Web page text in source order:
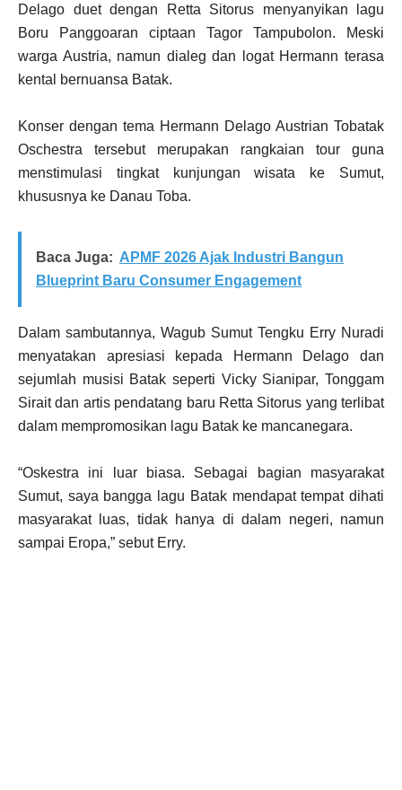
Delago duet dengan Retta Sitorus menyanyikan lagu
Boru Panggoaran ciptaan Tagor Tampubolon. Meski
warga Austria, namun dialeg dan logat Hermann terasa
kental bernuansa Batak.
Konser dengan tema Hermann Delago Austrian Tobatak
Oschestra tersebut merupakan rangkaian tour guna
menstimulasi tingkat kunjungan wisata ke Sumut,
khususnya ke Danau Toba.
Baca Juga: APMF 2026 Ajak Industri Bangun
Blueprint Baru Consumer Engagement
Dalam sambutannya, Wagub Sumut Tengku Erry Nuradi
menyatakan apresiasi kepada Hermann Delago dan
sejumlah musisi Batak seperti Vicky Sianipar, Tonggam
Sirait dan artis pendatang baru Retta Sitorus yang terlibat
dalam mempromosikan lagu Batak ke mancanegara.
“Oskestra ini luar biasa. Sebagai bagian masyarakat
Sumut, saya bangga lagu Batak mendapat tempat dihati
masyarakat luas, tidak hanya di dalam negeri, namun
sampai Eropa,” sebut Erry.